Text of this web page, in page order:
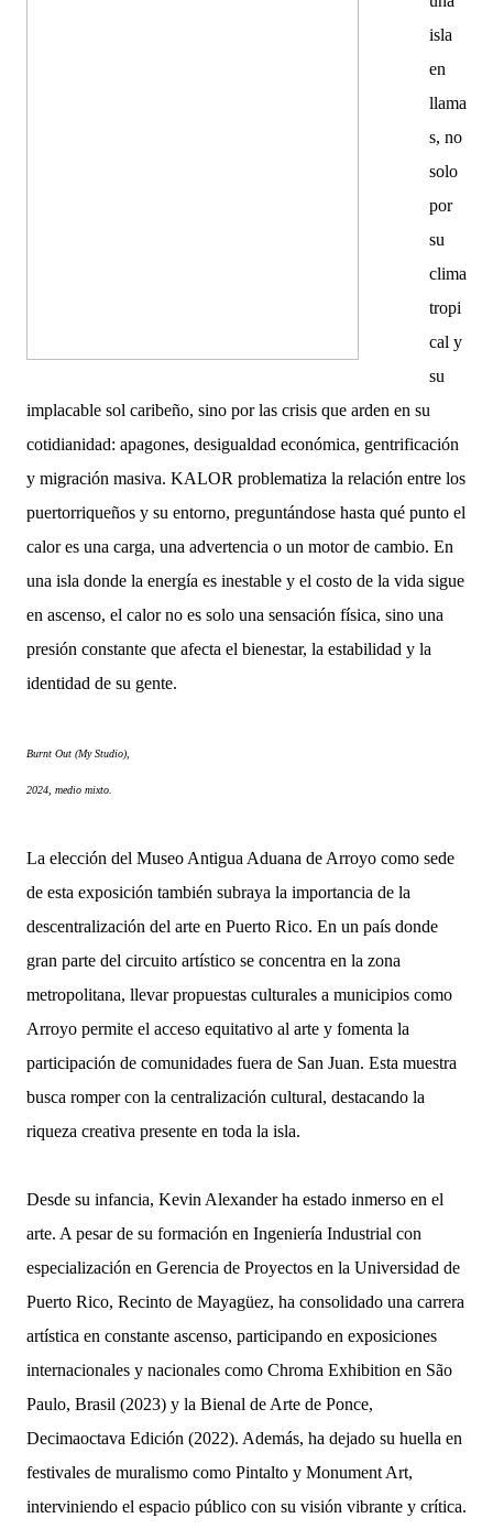
isla
en
llama
s, no
solo
por
su
clima
tropi
cal y
su
implacable sol caribeño, sino por las crisis que arden en su
cotidianidad: apagones, desigualdad económica, gentrificación
y migración masiva. KALOR problematiza la relación entre los
puertorriqueños y su entorno, preguntándose hasta qué punto el
calor es una carga, una advertencia o un motor de cambio. En
una isla donde la energía es inestable y el costo de la vida sigue
en ascenso, el calor no es solo una sensación física, sino una
presión constante que afecta el bienestar, la estabilidad y la
identidad de su gente.
Burnt Out (My Studio),
2024, medio mixto.
La elección del Museo Antigua Aduana de Arroyo como sede
de esta exposición también subraya la importancia de la
descentralización del arte en Puerto Rico. En un país donde
gran parte del circuito artístico se concentra en la zona
metropolitana, llevar propuestas culturales a municipios como
Arroyo permite el acceso equitativo al arte y fomenta la
participación de comunidades fuera de San Juan. Esta muestra
busca romper con la centralización cultural, destacando la
riqueza creativa presente en toda la isla.
Desde su infancia, Kevin Alexander ha estado inmerso en el
arte. A pesar de su formación en Ingeniería Industrial con
especialización en Gerencia de Proyectos en la Universidad de
Puerto Rico, Recinto de Mayagüez, ha consolidado una carrera
artística en constante ascenso, participando en exposiciones
internacionales y nacionales como Chroma Exhibition en São
Paulo, Brasil (2023) y la Bienal de Arte de Ponce,
Decimaoctava Edición (2022). Además, ha dejado su huella en
festivales de muralismo como Pintalto y Monument Art,
interviniendo el espacio público con su visión vibrante y crítica.